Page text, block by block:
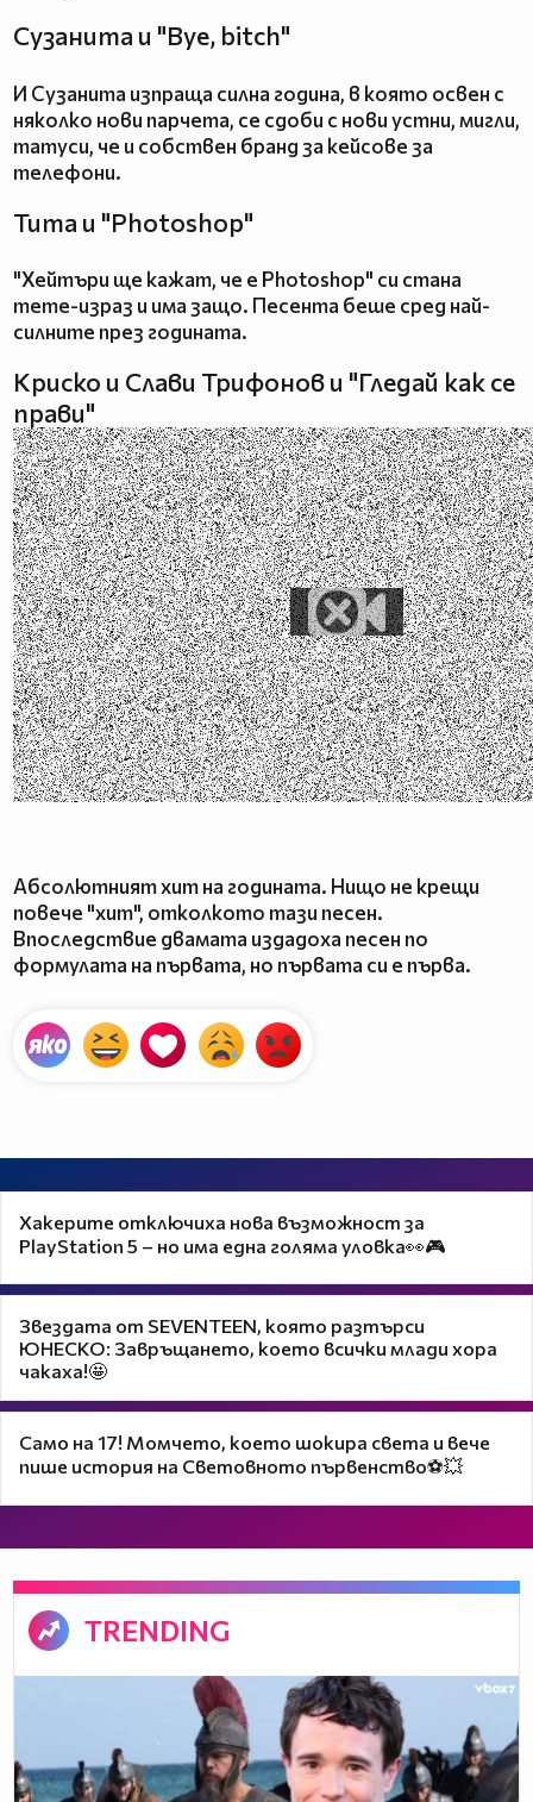
Сузанита и "Bye, bitch"
И Сузанита изпраща силна година, в която освен с
няколко нови парчета, се сдоби с нови устни, мигли,
татуси, че и собствен бранд за кейсове за
телефони.
Тита и "Photoshop"
"Хейтъри ще кажат, че е Photoshop" си стана
meme-израз и има защо. Песента беше сред най-
силните през годината.
Криско и Слави Трифонов и "Гледай как се
прави"
Абсолютният хит на годината. Нищо не крещи
повече "хит", отколкото тази песен.
Впоследствие двамата издадоха песен по
формулата на първата, но първата си е първа.
Хакерите отключиха нова възможност за
PlayStation 5 – но има една голяма уловка👀🎮
Звездата от SEVENTEEN, която разтърси
ЮНЕСКО: Завръщането, което всички млади хора
чакаха!🤩
Само на 17! Момчето, което шокира света и вече
пише история на Световното първенство⚽💥
TRENDING